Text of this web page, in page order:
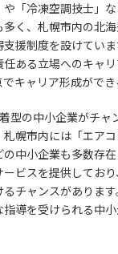
や「冷凍空調技士」
く、札幌市内の北
援制度を設けてい
ある立場へのキャ
キャリア形成ができ
型の中小企業がチャ
幌市内には「エア
の中小企業も多数存
ビスを提供してお
チャンスがありま
導を受けられる中